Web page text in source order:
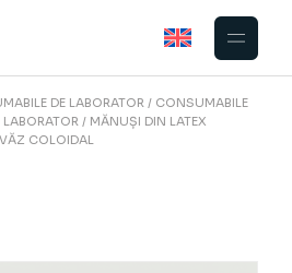
DE LABORATOR
CONSUMABILE
MĂNUȘI DIN LATEX
COLOIDAL